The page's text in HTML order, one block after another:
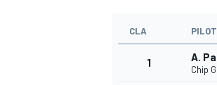
CLA
1 A.
Chip